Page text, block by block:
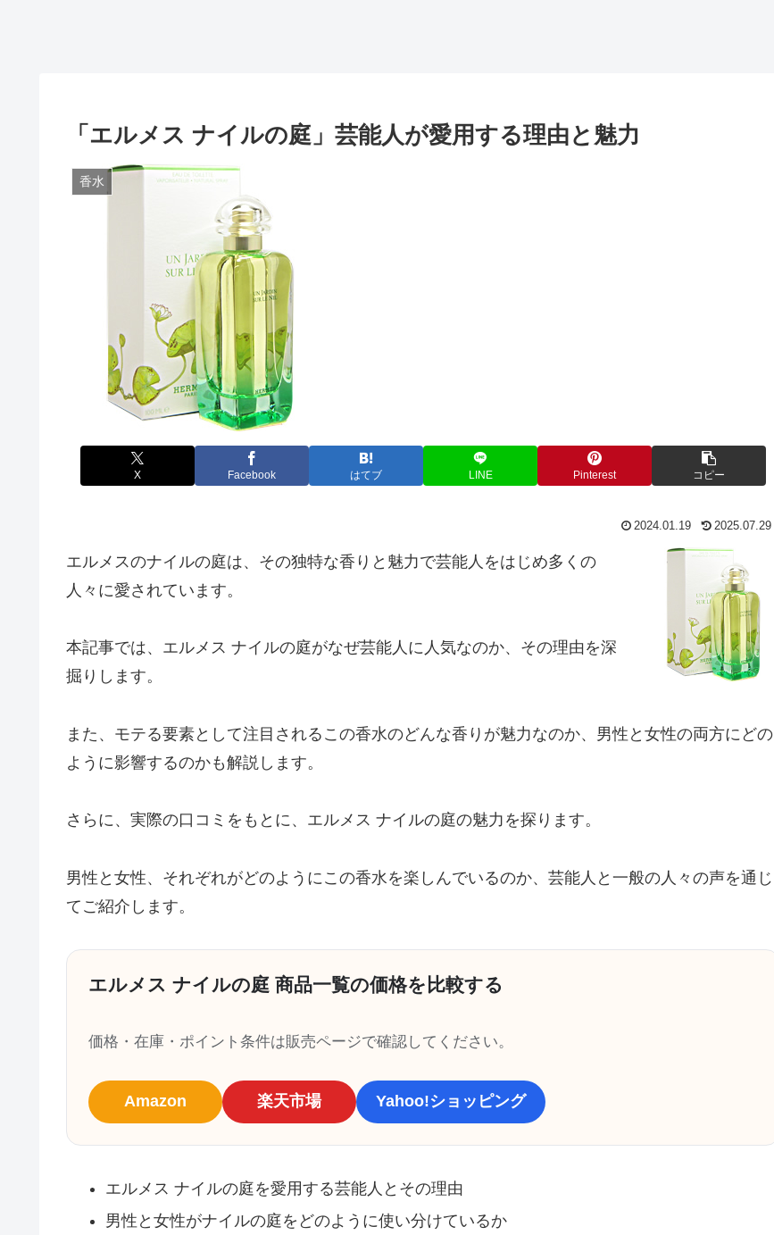
「エルメス ナイルの庭」芸能人が愛用する理由と魅力
香水
X Facebook はてブ LINE Pinterest コピー
2024.01.19 2025.07.29
エルメスのナイルの庭は、その独特な香りと魅力で芸能人をはじめ多くの
人々に愛されています。
本記事では、エルメス ナイルの庭がなぜ芸能人に人気なのか、その理由を深
掘りします。
また、モテる要素として注目されるこの香水のどんな香りが魅力なのか、男性と女性の両方にどの
ように影響するのかも解説します。
さらに、実際の口コミをもとに、エルメス ナイルの庭の魅力を探ります。
男性と女性、それぞれがどのようにこの香水を楽しんでいるのか、芸能人と一般の人々の声を通じ
てご紹介します。
エルメス ナイルの庭 商品一覧の価格を比較する
価格・在庫・ポイント条件は販売ページで確認してください。
Amazon 楽天市場 Yahoo!ショッピング
エルメス ナイルの庭を愛用する芸能人とその理由
男性と女性がナイルの庭をどのように使い分けているか